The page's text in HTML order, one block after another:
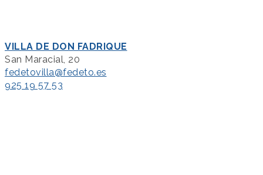
VILLA DE DON FADRIQUE
San Maracial, 20
fedetovilla@fedeto.es
925 19 57 53